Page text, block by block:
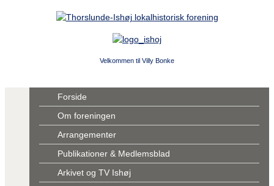
Velkommen til Villy Bonke
Forside
Om foreningen
Arrangementer
Publikationer & Medlemsblad
Arkivet og TV Ishøj